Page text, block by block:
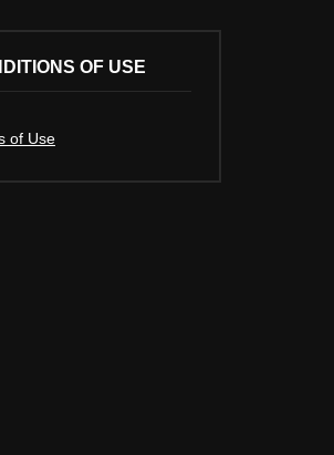
OF USE
of Use